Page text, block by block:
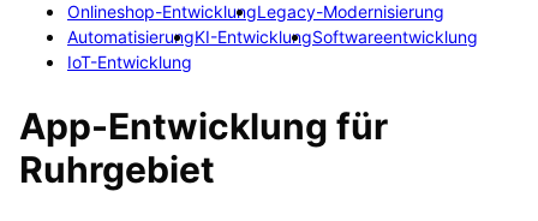
Onlineshop-EntwicklungLegacy-Modernisierung
AutomatisierungKI-EntwicklungSoftwareentwicklung
IoT-Entwicklung
App-Entwicklung für
Ruhrgebiet